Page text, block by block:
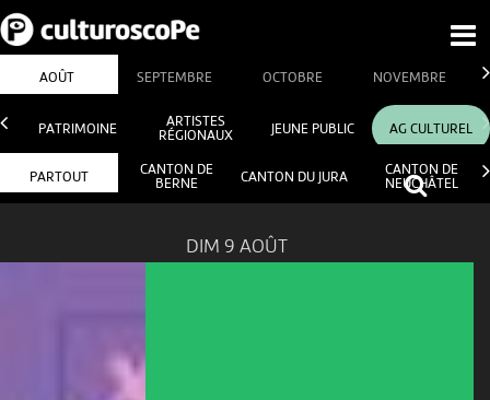
AOÛT SEPTEMBRE OCTOBRE NOVEMBRE
PATRIMOINE
ARTISTES
RÉGIONAUX
JEUNE PUBLIC AG CULTUREL
PARTOUT
CANTON DE
BERNE
CANTON DU JURA
CANTON DE
NEUCHÂTEL
DIM 9 AOÛT